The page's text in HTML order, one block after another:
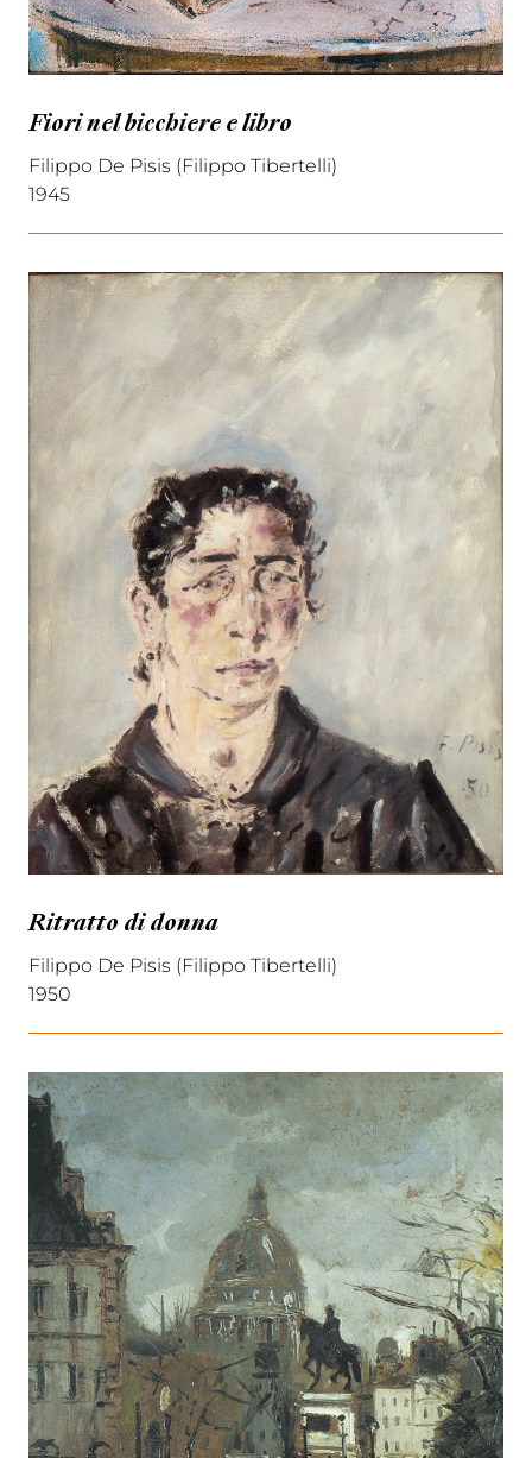
Fiori nel bicchiere e libro
Filippo De Pisis (Filippo Tibertelli)
1945
Ritratto di donna
Filippo De Pisis (Filippo Tibertelli)
1950